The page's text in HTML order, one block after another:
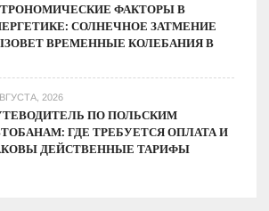
ФАКТОРЫ В
СОЛНЕЧНОЕ ЗАТМЕНИЕ
ВРЕМЕННЫЕ КОЛЕБАНИЯ В
2026
ПО ПОЛЬСКИМ
ГДЕ ТРЕБУЕТСЯ ОПЛАТА И
ДЕЙСТВЕННЫЕ ТАРИФЫ